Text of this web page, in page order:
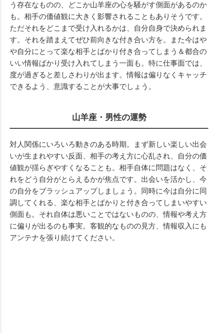
う存在なものの、どこか山羊座の心を騒がす側面があるのか
も。相手の価値観に大きく影響されることもありそうです。
ただそれをどこまで受け入れるかは、自分自身で決められま
す。それを踏まえてぜひ前向きな付き合い方を。また今はや
や自分にとって楽な相手とばかり付き合ってしまう＆都合の
いい情報ばかり受け入れてしまう一面も。特に仕事面では、
度が過ぎると差しさわりが出ます。情報は偏りなくキャッチ
できるよう、意識することが大事でしょう。
山羊座・男性の運勢
対人関係にいろいろ動きのある時期。まず新しい楽しい出会
いが生まれやすい反面、相手の考え方に心乱され、自分の価
値観が揺らぎやすくなることも。相手自体に問題はなく、そ
れをどう自分がとらえるかが焦点です。出会いを活かし、今
の自分をブラッシュアップしましょう。同時に今は自分に同
調してくれる、楽な相手とばかりと付き合ってしまいやすい
側面も。それ自体は悪いことではないものの、情報や考え方
に偏りが出るのも事実。客観的なものの見方、情報収入にも
アンテナを張り続けてください。